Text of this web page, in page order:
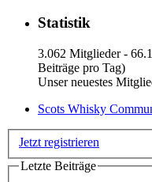
Statistik
3.062 Mitglieder -
Beiträge pro Tag)
Unser neuestes
Scots Whisky
Jetzt registrieren
Letzte Beiträge